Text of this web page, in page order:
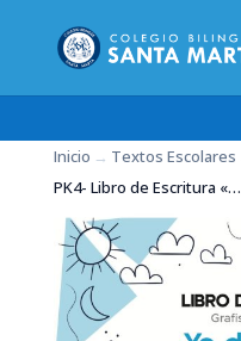
Inicio → Textos Escolares
PK4- Libro de Escritura «Yo descubro letras y sonidos»